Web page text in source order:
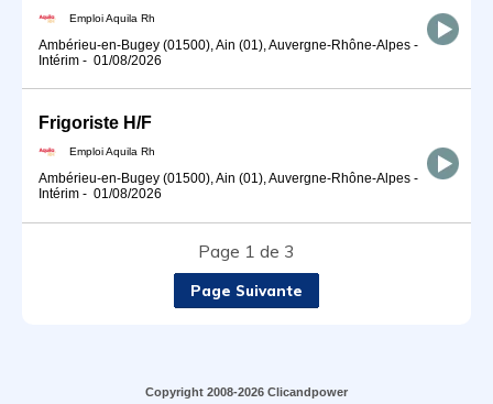
Emploi Aquila Rh
Ambérieu-en-Bugey (01500), Ain (01), Auvergne-Rhône-Alpes -
Intérim - 01/08/2026
Frigoriste H/F
Emploi Aquila Rh
Ambérieu-en-Bugey (01500), Ain (01), Auvergne-Rhône-Alpes -
Intérim - 01/08/2026
Page 1 de 3
Page Suivante
Copyright 2008-2026 Clicandpower